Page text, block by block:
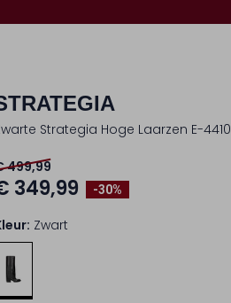
Strategia Hoge Laarzen E-4410
-30%
499,99
349,99
Zwart